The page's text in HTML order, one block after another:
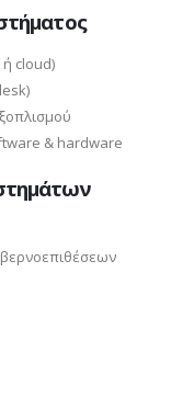
ή cloud)
& hardware